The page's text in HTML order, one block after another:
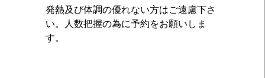
発熱及び体調の優れない方はご遠慮下さ
い。人数把握の為に予約をお願いしま
す。